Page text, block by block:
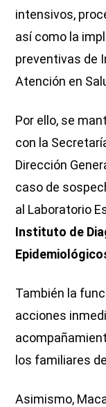
intensivos,
así como la
preventivas de
Atención en
Por ello, se
con la
Dirección
caso de
al Laboratorio
Instituto de
También la
acciones
los familiares
Asimismo,